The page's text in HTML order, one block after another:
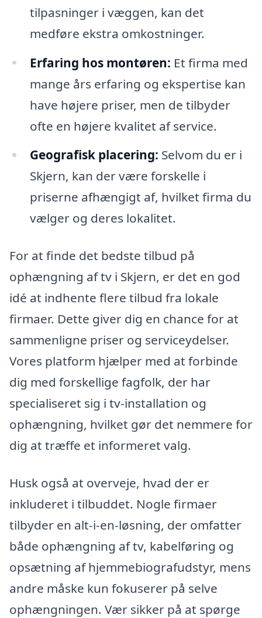
tilpasninger i væggen, kan det
medføre ekstra omkostninger.
Erfaring hos montøren: Et firma med
mange års erfaring og ekspertise kan
have højere priser, men de tilbyder
ofte en højere kvalitet af service.
Geografisk placering: Selvom du er i
Skjern, kan der være forskelle i
priserne afhængigt af, hvilket firma du
vælger og deres lokalitet.
For at finde det bedste tilbud på
ophængning af tv i Skjern, er det en god
idé at indhente flere tilbud fra lokale
firmaer. Dette giver dig en chance for at
sammenligne priser og serviceydelser.
Vores platform hjælper med at forbinde
dig med forskellige fagfolk, der har
specialiseret sig i tv-installation og
ophængning, hvilket gør det nemmere for
dig at træffe et informeret valg.
Husk også at overveje, hvad der er
inkluderet i tilbuddet. Nogle firmaer
tilbyder en alt-i-en-løsning, der omfatter
både ophængning af tv, kabelføring og
opsætning af hjemmebiografudstyr, mens
andre måske kun fokuserer på selve
ophængningen. Vær sikker på at spørge